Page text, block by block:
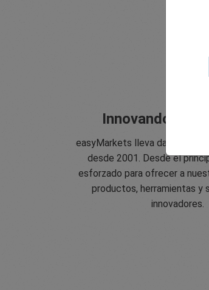
Innovando
easyMarkets lleva dando
desde 2001. Desde el
esforzado para ofrecer a
productos, herramientas y
innovadores.